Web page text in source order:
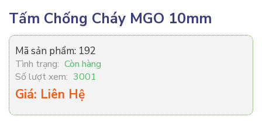
Tấm Chống Cháy MGO 10mm
Mã sản phẩm: 192
Tình trạng: Còn hàng
Số lượt xem: 3001
Giá: Liên Hệ